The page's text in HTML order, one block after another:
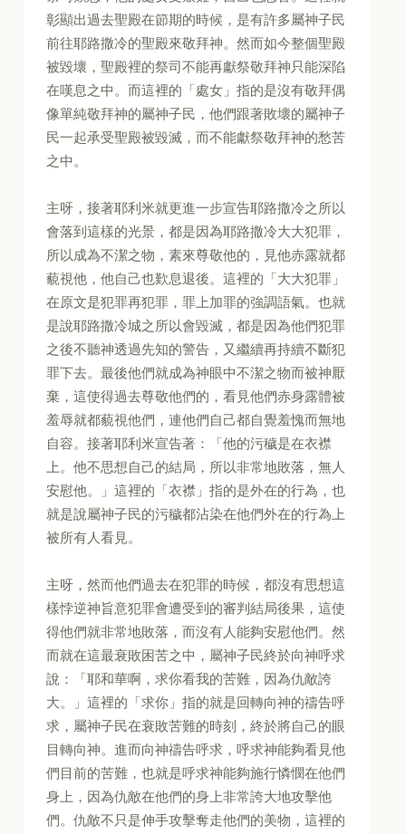
彰顯出過去聖殿在節期的時候，是有許多屬神子民
前往耶路撒冷的聖殿來敬拜神。然而如今整個聖殿
被毀壞，聖殿裡的祭司不能再獻祭敬拜神只能深陷
在嘆息之中。而這裡的「處女」指的是沒有敬拜偶
像單純敬拜神的屬神子民，他們跟著敗壞的屬神子
民一起承受聖殿被毀滅，而不能獻祭敬拜神的愁苦
之中。
主呀，接著耶利米就更進一步宣告耶路撒冷之所以
會落到這樣的光景，都是因為耶路撒冷大大犯罪，
所以成為不潔之物，素來尊敬他的，見他赤露就都
藐視他，他自己也歎息退後。這裡的「大大犯罪」
在原文是犯罪再犯罪，罪上加罪的強調語氣。也就
是說耶路撒冷城之所以會毀滅，都是因為他們犯罪
之後不聽神透過先知的警告，又繼續再持續不斷犯
罪下去。最後他們就成為神眼中不潔之物而被神厭
棄，這使得過去尊敬他們的，看見他們赤身露體被
羞辱就都藐視他們，連他們自己都自覺羞愧而無地
自容。接著耶利米宣告著：「他的污穢是在衣襟
上。他不思想自己的結局，所以非常地敗落，無人
安慰他。」這裡的「衣襟」指的是外在的行為，也
就是說屬神子民的污穢都沾染在他們外在的行為上
被所有人看見。
主呀，然而他們過去在犯罪的時候，都沒有思想這
樣悖逆神旨意犯罪會遭受到的審判結局後果，這使
得他們就非常地敗落，而沒有人能夠安慰他們。然
而就在這最衰敗困苦之中，屬神子民終於向神呼求
說：「耶和華啊，求你看我的苦難，因為仇敵誇
大。」這裡的「求你」指的就是回轉向神的禱告呼
求，屬神子民在衰敗苦難的時刻，終於將自己的眼
目轉向神。進而向神禱告呼求，呼求神能夠看見他
們目前的苦難，也就是呼求神能夠施行憐憫在他們
身上，因為仇敵在他們的身上非常誇大地攻擊他
們。仇敵不只是伸手攻擊奪走他們的美物，這裡的